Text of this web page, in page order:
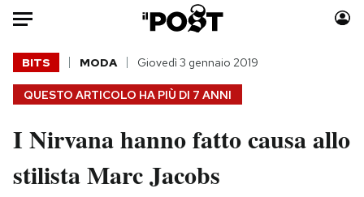
Auto
HOME
Italia
Politica
Moda
Consumismi
QUESTO ARTICOLO HA PIÙ DI 7 ANNI
BITS MODA Giovedì 3 gennaio 2019
I Nirvana hanno fatto causa allo
stilista Marc Jacobs